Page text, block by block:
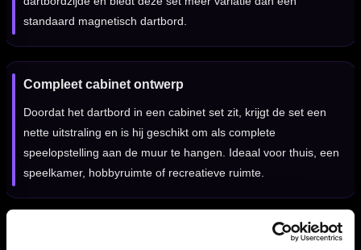
standaard magnetisch dartbord.
Compleet cabinet ontwerp
Doordat het dartbord in een cabinet set zit, krijgt de set een
nette uitstraling en is hij geschikt om als complete
speelopstelling aan de muur te hangen. Ideaal voor thuis, een
speelkamer, hobbyruimte of recreatieve ruimte.